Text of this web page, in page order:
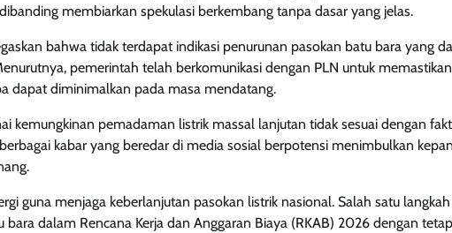
membiarkan spekulasi berkembang tanpa dasar yang jelas.
bahwa tidak terdapat indikasi penurunan pasokan batu bara yang
pemerintah telah berkomunikasi dengan PLN untuk
dapat diminimalkan pada masa mendatang.
kemungkinan pemadaman listrik massal lanjutan tidak sesuai dengan
kabar yang beredar di media sosial berpotensi menimbulkan
guna menjaga keberlanjutan pasokan listrik nasional. Salah satu
dalam Rencana Kerja dan Anggaran Biaya (RKAB) 2026 dengan tetap